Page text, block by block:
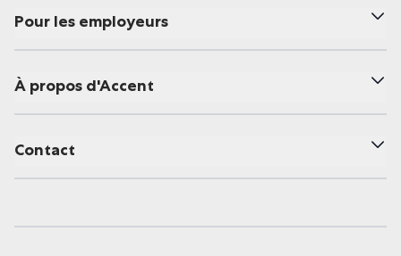
Pour les employeurs
À propos d'Accent
Contact